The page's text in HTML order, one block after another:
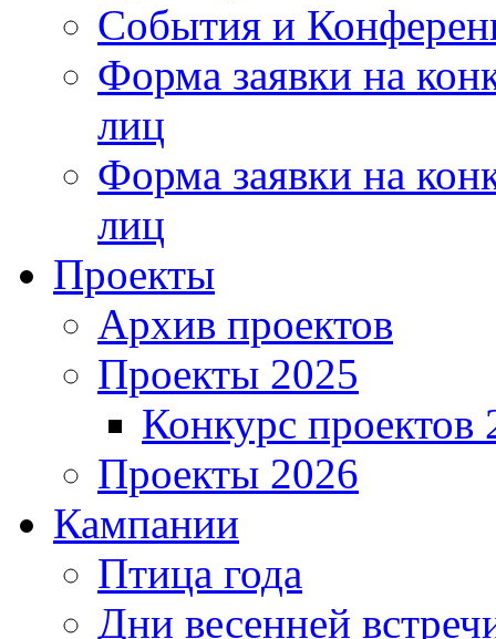
События и
Форма заявки на
лиц
Форма заявки на
лиц
Проекты
Архив проектов
Проекты 2025
Конкурс проектов
Проекты 2026
Кампании
Птица года
Дни весенней